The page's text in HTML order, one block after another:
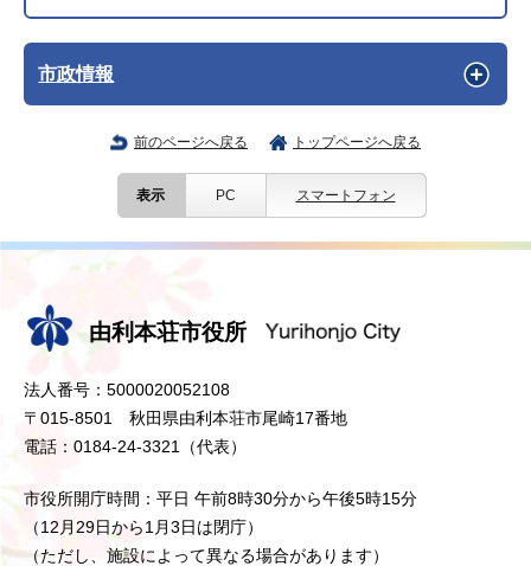
市政情報
前のページへ戻る トップページへ戻る
表示 PC スマートフォン
由利本荘市役所
法人番号：5000020052108
〒015-8501 秋田県由利本荘市尾崎17番地
電話：0184-24-3321（代表）
市役所開庁時間：平日 午前8時30分から午後5時15分
（12月29日から1月3日は閉庁）
（ただし、施設によって異なる場合があります）